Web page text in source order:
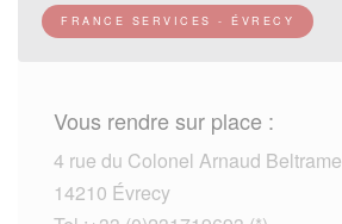
FRANCE SERVICES - ÉVRECY
Vous rendre sur place :
4 rue du Colonel Arnaud Beltrame
14210 Évrecy